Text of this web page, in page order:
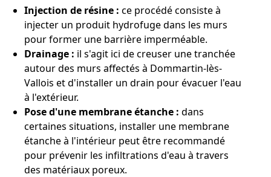
Injection de résine : ce procédé consiste à
injecter un produit hydrofuge dans les murs
pour former une barrière imperméable.
Drainage : il s'agit ici de creuser une tranchée
autour des murs affectés à Dommartin-lès-
Vallois et d'installer un drain pour évacuer l'eau
à l'extérieur.
Pose d'une membrane étanche : dans
certaines situations, installer une membrane
étanche à l'intérieur peut être recommandé
pour prévenir les infiltrations d'eau à travers
des matériaux poreux.